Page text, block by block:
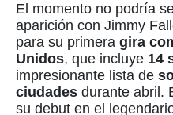
El momento no podría
aparición con Jimmy
para su primera gira
Unidos, que incluye 14
impresionante lista de
ciudades durante abril.
su debut en el